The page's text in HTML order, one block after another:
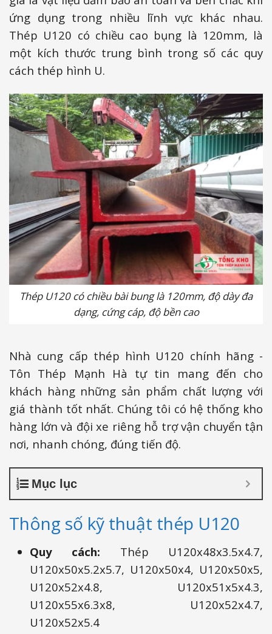
ứng dụng trong nhiều lĩnh vực khác nhau.
Thép U120 có chiều cao bụng là 120mm, là
một kích thước trung bình trong số các quy
cách thép hình U.
Thép U120 có chiều bài bung là 120mm, độ dày đa
dạng, cứng cáp, độ bền cao
Nhà cung cấp thép hình U120 chính hãng -
Tôn Thép Mạnh Hà tự tin mang đến cho
khách hàng những sản phẩm chất lượng với
giá thành tốt nhất. Chúng tôi có hệ thống kho
hàng lớn và đội xe riêng hỗ trợ vận chuyển tận
nơi, nhanh chóng, đúng tiến độ.
Mục lục
Thông số kỹ thuật thép U120
Quy cách: Thép U120x48x3.5x4.7,
U120x50x5.2x5.7, U120x50x4, U120x50x5,
U120x52x4.8, U120x51x5x4.3,
U120x55x6.3x8, U120x52x4.7,
U120x52x5.4